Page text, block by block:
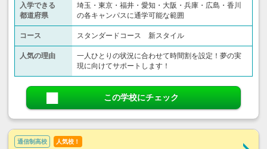
入学できる
都道府県
埼玉・東京・福井・愛知・大阪・兵庫・広島・香川
の各キャンパスに通学可能な範囲
コース スタンダードコース 新スタイル
人気の理由
一人ひとりの状況に合わせて時間割を設定！夢の実
現に向けてサポートします！
この学校にチェック
通信制高校 人気校！